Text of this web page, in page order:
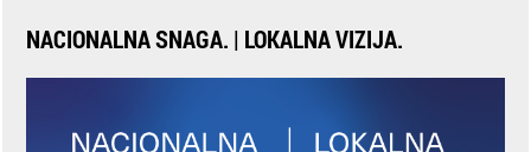
NACIONALNA SNAGA. | LOKALNA VIZIJA.